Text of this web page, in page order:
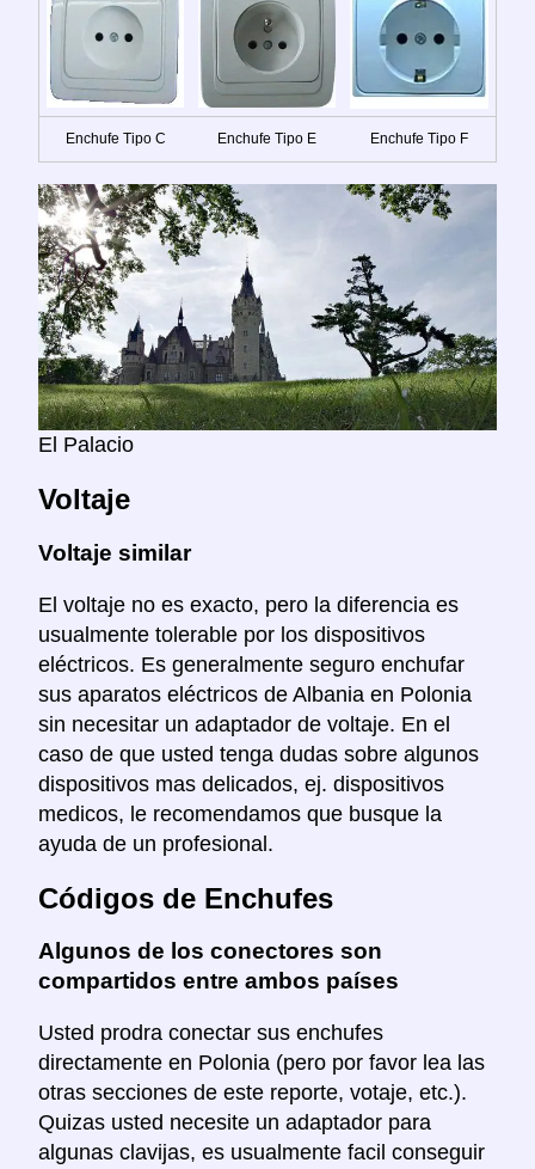
Enchufe Tipo C Enchufe Tipo E Enchufe Tipo F
El Palacio
Voltaje
Voltaje similar
El voltaje no es exacto, pero la diferencia es
usualmente tolerable por los dispositivos
eléctricos. Es generalmente seguro enchufar
sus aparatos eléctricos de Albania en Polonia
sin necesitar un adaptador de voltaje. En el
caso de que usted tenga dudas sobre algunos
dispositivos mas delicados, ej. dispositivos
medicos, le recomendamos que busque la
ayuda de un profesional.
Códigos de Enchufes
Algunos de los conectores son
compartidos entre ambos países
Usted prodra conectar sus enchufes
directamente en Polonia (pero por favor lea las
otras secciones de este reporte, votaje, etc.).
Quizas usted necesite un adaptador para
algunas clavijas, es usualmente facil conseguir